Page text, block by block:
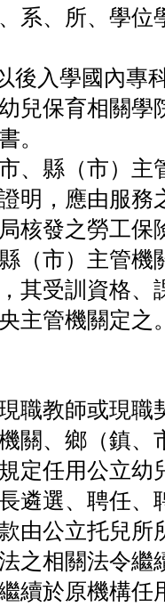
系、所、學位
後入學國內專
兒保育相關學
。
、縣（市）主
明，應由服務
核發之勞工保
（市）主管機
其受訓資格、
主管機關定之
職教師或現職
關、鄉（鎮、
定任用公立幼
遴選、聘任、
由公立托兒所
之相關法令繼
續於原機構任